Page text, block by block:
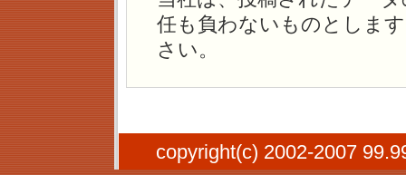
任も負わないものとしま
さい。
copyright(c) 2002-2007